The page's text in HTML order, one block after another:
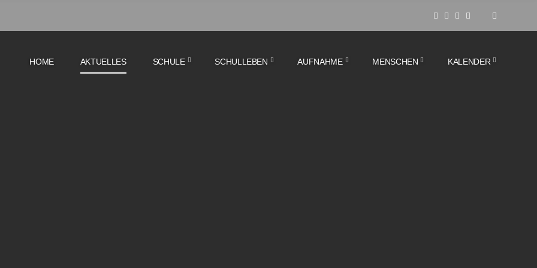
HOME
AKTUELLES SCHULE SCHULLEBEN AUFNAHME MENSCHEN KALENDER